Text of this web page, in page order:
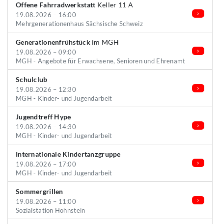
Offene Fahrradwerkstatt Keller 11 A
19.08.2026 – 16:00
Mehrgenerationenhaus Sächsische Schweiz
Generationenfrühstückim MGH
19.08.2026 – 09:00
MGH - Angebote für Erwachsene, Senioren und Ehrenamt
Schulclub
19.08.2026 – 12:30
MGH - Kinder- und Jugendarbeit
Jugendtreff Hype
19.08.2026 – 14:30
MGH - Kinder- und Jugendarbeit
Internationale Kindertanzgruppe
19.08.2026 – 17:00
MGH - Kinder- und Jugendarbeit
Sommergrillen
19.08.2026 – 11:00
Sozialstation Hohnstein